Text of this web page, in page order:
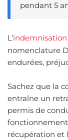
pendant 5
L’
nomenclature
endurées,
Sachez que la
entraîne un
permis de
récupération et